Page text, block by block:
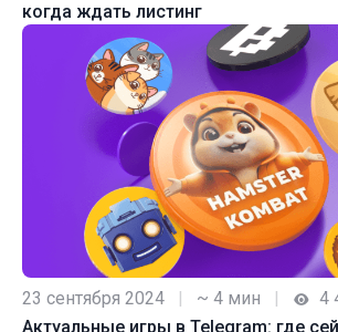
когда ждать листинг
23 сентября 2024 ~ 4 мин
4
Актуальные игры в Telegram: где